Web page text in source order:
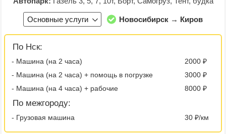
Основные услуги Новосибирск → Киров
По Нск:
- Машина (на 2 часа)
2000 ₽
- Машина (на 2 часа) + помощь в погрузке
3000 ₽
- Машина (на 4 часа) + рабочие
8000 ₽
По межгороду:
- Грузовая машина 30 ₽/км